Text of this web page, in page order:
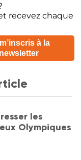
recevez chaque
les
Olympiques